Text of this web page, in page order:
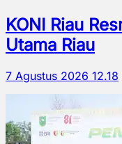
KONI Riau
Utama Riau
7 Agustus 2026 12.18